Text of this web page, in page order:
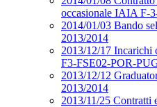
occasionale IAIA F-
2014/01/03 Bando
2013/2014
2013/12/17 Incarichi
F3-FSE02-POR-
2013/12/12
2013/2014
2013/11/25